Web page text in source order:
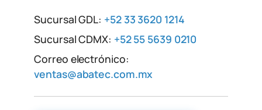
Sucursal GDL: +52 33 3620 1214
Sucursal CDMX: +52 55 5639 0210
Correo electrónico:
ventas@abatec.com.mx